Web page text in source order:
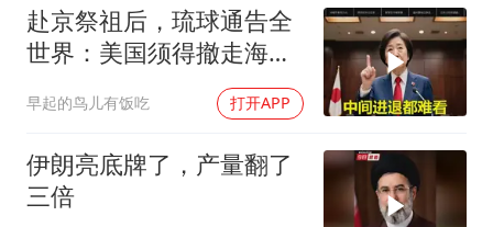
赴京祭祖后，琉球通告全
世界：美国须得撤走海马
早起的鸟儿有饭吃 打开APP
伊朗亮底牌了，产量翻了
三倍